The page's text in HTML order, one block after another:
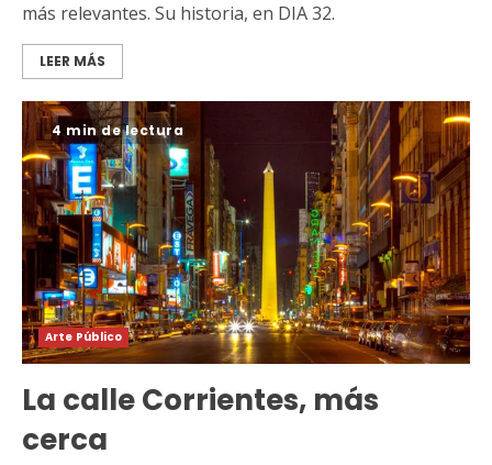
más relevantes. Su historia, en DIA 32.
LEER MÁS
4 min de lectura
Arte Público
La calle Corrientes, más
cerca